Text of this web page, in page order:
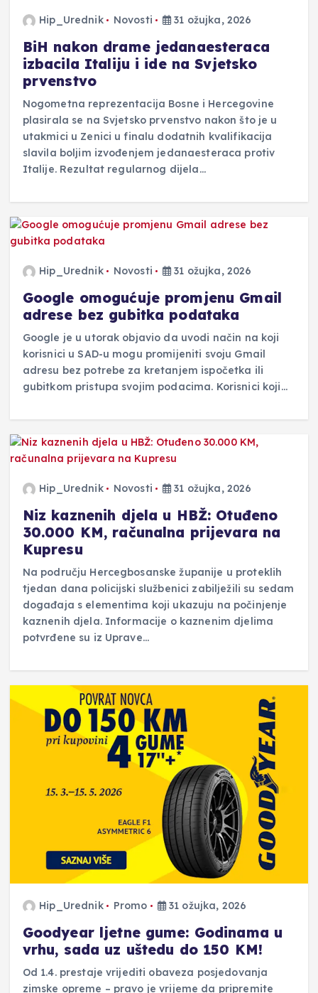
Hip_Urednik Novosti 31 ožujka, 2026
BiH nakon drame jedanaesteraca
izbacila Italiju i ide na Svjetsko
prvenstvo
Nogometna reprezentacija Bosne i Hercegovine
plasirala se na Svjetsko prvenstvo nakon što je u
utakmici u Zenici u finalu dodatnih kvalifikacija
slavila boljim izvođenjem jedanaesteraca protiv
Italije. Rezultat regularnog dijela…
Hip_Urednik Novosti 31 ožujka, 2026
Google omogućuje promjenu Gmail
adrese bez gubitka podataka
Google je u utorak objavio da uvodi način na koji
korisnici u SAD-u mogu promijeniti svoju Gmail
adresu bez potrebe za kretanjem ispočetka ili
gubitkom pristupa svojim podacima. Korisnici koji…
Hip_Urednik Novosti 31 ožujka, 2026
Niz kaznenih djela u HBŽ: Otuđeno
30.000 KM, računalna prijevara na
Kupresu
Na području Hercegbosanske županije u proteklih
tjedan dana policijski službenici zabilježili su sedam
događaja s elementima koji ukazuju na počinjenje
kaznenih djela. Informacije o kaznenim djelima
potvrđene su iz Uprave…
Hip_Urednik Promo 31 ožujka, 2026
Goodyear ljetne gume: Godinama u
vrhu, sada uz uštedu do 150 KM!
Od 1.4. prestaje vrijediti obaveza posjedovanja
zimske opreme – pravo je vrijeme da pripremite